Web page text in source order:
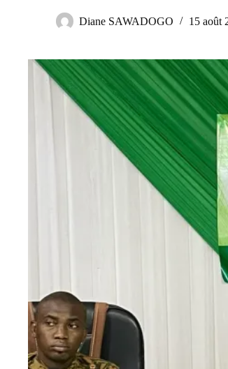
Diane SAWADOGO 15 août